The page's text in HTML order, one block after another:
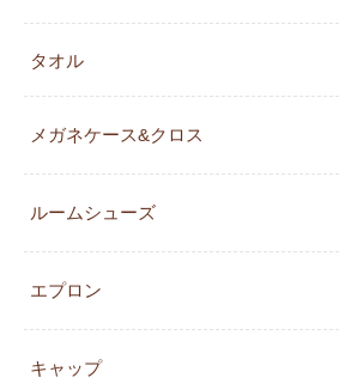
タオル
メガネケース&クロス
ルームシューズ
エプロン
キャップ